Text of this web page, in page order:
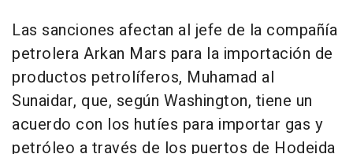
Las sanciones afectan al jefe de la compañía
petrolera Arkan Mars para la importación de
productos petrolíferos, Muhamad al
Sunaidar, que, según Washington, tiene un
acuerdo con los hutíes para importar gas y
petróleo a través de los puertos de Hodeida